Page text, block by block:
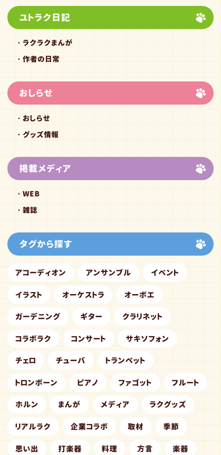
ユトラク日記
ラクラクまんが
作者の日常
おしらせ
おしらせ
グッズ情報
掲載メディア
WEB
雑誌
タグから探す
アコーディオン アンサンブル イベント
イラスト オーケストラ オーボエ
ガーデニング ギター クラリネット
コラボラク コンサート サキソフォン
チェロ チューバ トランペット
トロンボーン ピアノ ファゴット フルート
ホルン まんが メディア ラクグッズ
リアルラク 企業コラボ 取材 季節
思い出 打楽器 料理 方言 楽器